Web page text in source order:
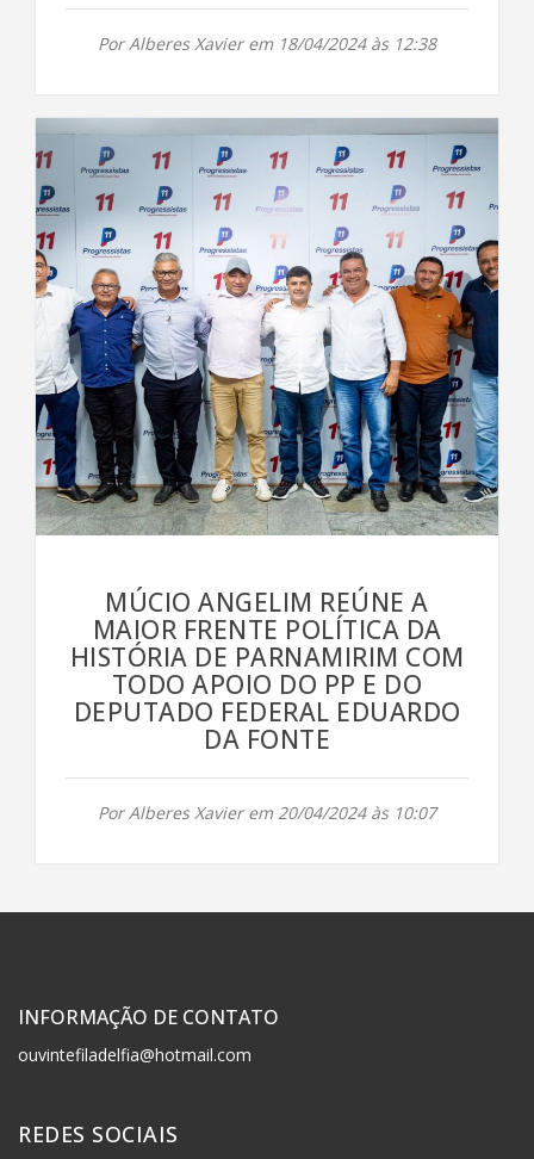
Por Alberes Xavier em 18/04/2024 às 12:38
MÚCIO ANGELIM REÚNE A
MAIOR FRENTE POLÍTICA DA
HISTÓRIA DE PARNAMIRIM COM
TODO APOIO DO PP E DO
DEPUTADO FEDERAL EDUARDO
DA FONTE
Por Alberes Xavier em 20/04/2024 às 10:07
INFORMAÇÃO DE CONTATO
ouvintefiladelfia@hotmail.com
REDES SOCIAIS